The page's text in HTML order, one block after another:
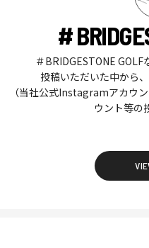
#
＃BRIDGESTONE
投稿いただいた中から
（当社公式Instagramアカウ
ウント等の